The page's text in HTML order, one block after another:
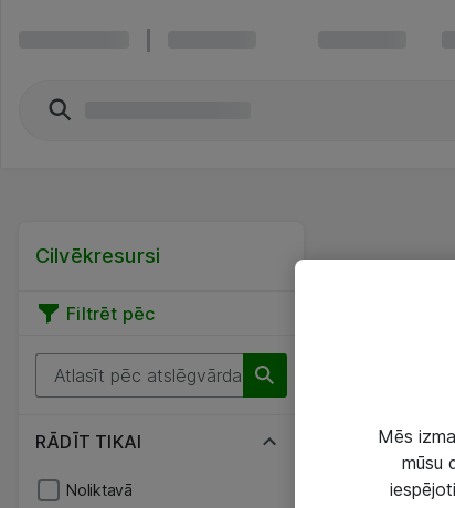
Cilvēkresursi
Filtrēt pēc
RĀDĪT TIKAI
Noliktavā
Mēs
mūsu